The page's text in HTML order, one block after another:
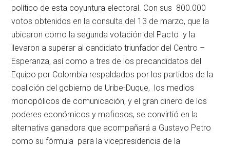
político de esta coyuntura electoral. Con sus 800.000
votos obtenidos en la consulta del 13 de marzo, que la
ubicaron como la segunda votación del Pacto y la
llevaron a superar al candidato triunfador del Centro –
Esperanza, así como a tres de los precandidatos del
Equipo por Colombia respaldados por los partidos de la
coalición del gobierno de Uribe-Duque, los medios
monopólicos de comunicación, y el gran dinero de los
poderes económicos y mafiosos, se convirtió en la
alternativa ganadora que acompañará a Gustavo Petro
como su fórmula para la vicepresidencia de la